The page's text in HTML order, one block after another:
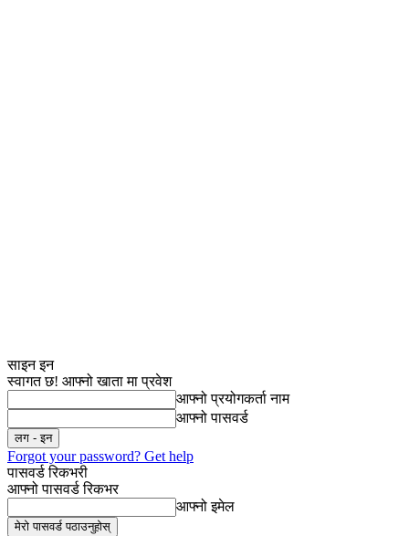
साइन इन
स्वागत छ! आफ्नो खाता मा प्रवेश
आफ्नो प्रयोगकर्ता नाम
आफ्नो पासवर्ड
Forgot your password? Get help
पासवर्ड रिकभरी
आफ्नो पासवर्ड रिकभर
आफ्नो इमेल